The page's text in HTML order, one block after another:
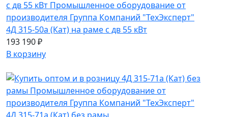
4Д 315-50а (Кат) на раме с дв 55 кВт
193 190 ₽
В корзину